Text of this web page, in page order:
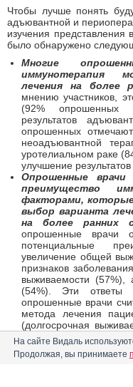
Чтобы лучше понять
адъювантной и
изучения
было обнаружено
Многие
иммунотерапия
лечения на более
мнению участников,
(92% опрошенных
результатов
опрошенных
неоадъювантной
уротелиальном раке
улучшение
Опрошенные
преимущество
факторами,
выбор варианта
на более ранних
опрошенные врачи
потенциальные
увеличение общей
признаков
выживаемости (57%),
(54%). Эти ответы
опрошенные врачи
метода лечения
(долгосрочная
качество жизни).
Опрошенные
дополнительных
На сайте Видаль
Продолжая, вы принимаете